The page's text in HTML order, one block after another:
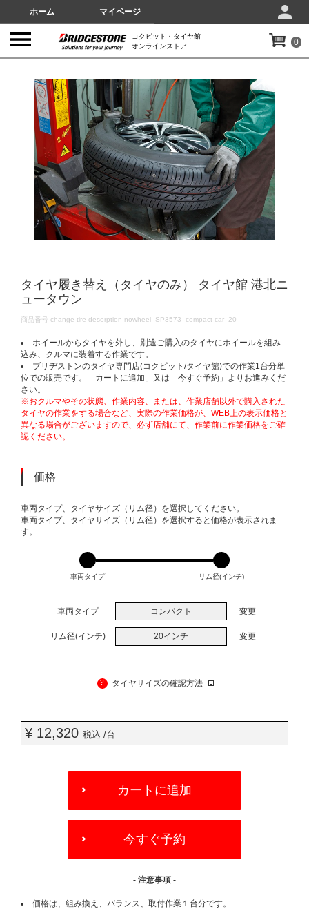
ホーム マイページ
コクピット・タイヤ館
オンラインストア
0
タイヤ履き替え（タイヤのみ） タイヤ館 港北ニ
ュータウン
DETAILS
商品番号 change-tire-desorption-nowheel_SP3573_compact-car_20
ホイールからタイヤを外し、別途ご購入のタイヤにホイールを組み
込み、クルマに装着する作業です。
ブリヂストンのタイヤ専門店(コクピット/タイヤ館)での作業1台分単
位での販売です。「カートに追加」又は「今すぐ予約」よりお進みくだ
さい。
※おクルマやその状態、作業内容、または、作業店舗以外で購入された
タイヤの作業をする場合など、実際の作業価格が、WEB上の表示価格と
異なる場合がございますので、必ず店舗にて、作業前に作業価格をご確
認ください。
価格
VARIATIONS
車両タイプ、タイヤサイズ（リム径）を選択してください。
車両タイプ、タイヤサイズ（リム径）を選択すると価格が表示されま
す。
車両タイプ リム径(インチ)
車両タイプ コンパクト 変更
リム径(インチ) 20インチ 変更
? タイヤサイズの確認方法
¥ 12,320 税込 /台
OPTIONS
カートに追加
今すぐ予約
- 注意事項 -
価格は、組み換え、バランス、取付作業１台分です。